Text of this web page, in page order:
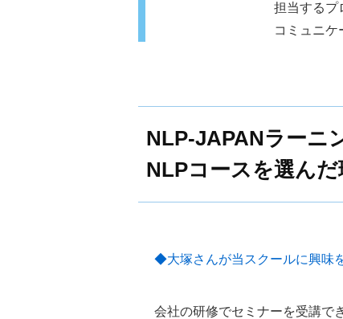
担当するプ
コミュニケ
NLP-JAPANラーニ
NLPコースを選んだ
◆大塚さんが当スクールに興味
会社の研修でセミナーを受講で